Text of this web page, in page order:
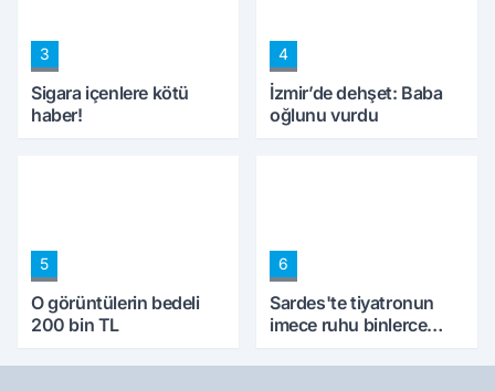
3
Sigara içenlere kötü
haber!
4
İzmir’de dehşet: Baba
oğlunu vurdu
5
O görüntülerin bedeli
200 bin TL
6
Sardes'te tiyatronun
imece ruhu binlerce